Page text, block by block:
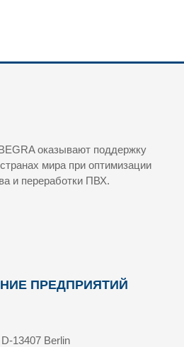
оказывают поддержку
мира при оптимизации
и переработки ПВХ.
ПРЕДПРИЯТИЙ
13407 Berlin